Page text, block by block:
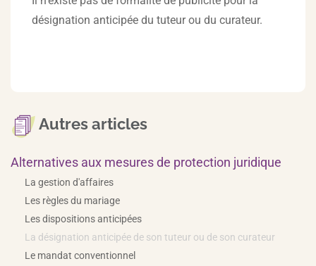
désignation anticipée du tuteur ou du curateur.
Autres articles
Alternatives aux mesures de protection juridique
La gestion d'affaires
Les règles du mariage
Les dispositions anticipées
La désignation anticipée de son tuteur ou de son curateur
Le mandat conventionnel